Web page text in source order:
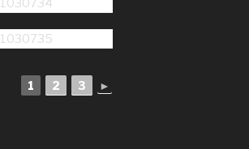
1 2 3 ►